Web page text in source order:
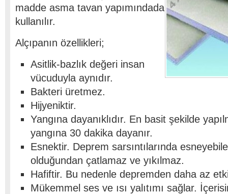
madde asma tavan yapımındada
kullanılır.
Alçıpanın özellikleri;
Asitlik-bazlık değeri insan
vücuduyla aynıdır.
Bakteri üretmez.
Hijyeniktir.
Yangına dayanıklıdır. En basit şekilde
yangına 30 dakika dayanır.
Esnektir. Deprem sarsıntılarında
olduğundan çatlamaz ve yıkılmaz.
Hafiftir. Bu nedenle depremden daha az
Mükemmel ses ve ısı yalıtımı sağlar.